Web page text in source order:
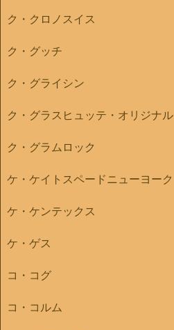
ク・クロノスイス
ク・グッチ
ク・グライシン
ク・グラスヒュッテ・オリジナル
ク・グラムロック
ケ・ケイトスペードニューヨーク
ケ・ケンテックス
ケ・ゲス
コ・コグ
コ・コルム